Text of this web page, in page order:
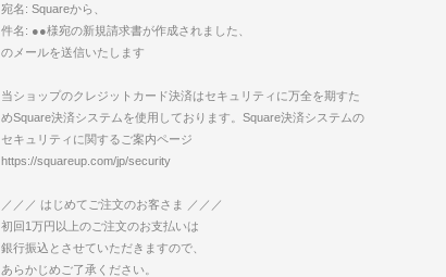
宛名: Squareから、
件名: ●●様宛の新規請求書が作成されました、
のメールを送信いたします
当ショップのクレジットカード決済はセキュリティに万全を期すた
めSquare決済システムを使用しております。Square決済システムの
セキュリティに関するご案内ページ
https://squareup.com/jp/security
／／／ はじめてご注文のお客さま ／／／
初回1万円以上のご注文のお支払いは
銀行振込とさせていただきますので、
あらかじめご了承ください。